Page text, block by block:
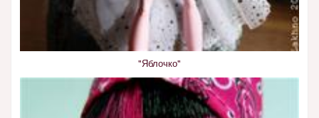
"Яблочко"